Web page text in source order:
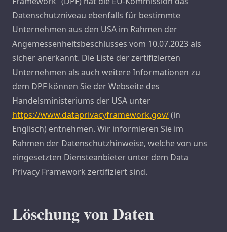
Datenschutzniveau ebenfalls für bestimmte
Unternehmen aus den USA im Rahmen der
Angemessenheitsbeschlusses vom 10.07.2023 als
sicher anerkannt. Die Liste der zertifizierten
Unternehmen als auch weitere Informationen zu
dem DPF können Sie der Webseite des
Handelsministeriums der USA unter
https://www.dataprivacyframework.gov/(in
Englisch) entnehmen. Wir informieren Sie im
Rahmen der Datenschutzhinweise, welche von uns
eingesetzten Diensteanbieter unter dem Data
Privacy Framework zertifiziert sind.
Löschung von Daten